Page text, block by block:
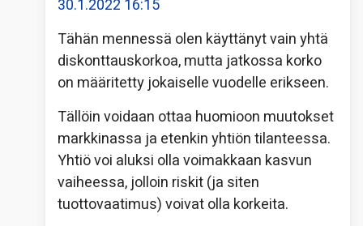
30.1.2022 16:15
Tähän mennessä olen käyttänyt vain yhtä
diskonttauskorkoa, mutta jatkossa korko
on määritetty jokaiselle vuodelle erikseen.
Tällöin voidaan ottaa huomioon muutokset
markkinassa ja etenkin yhtiön tilanteessa.
Yhtiö voi aluksi olla voimakkaan kasvun
vaiheessa, jolloin riskit (ja siten
tuottovaatimus) voivat olla korkeita.